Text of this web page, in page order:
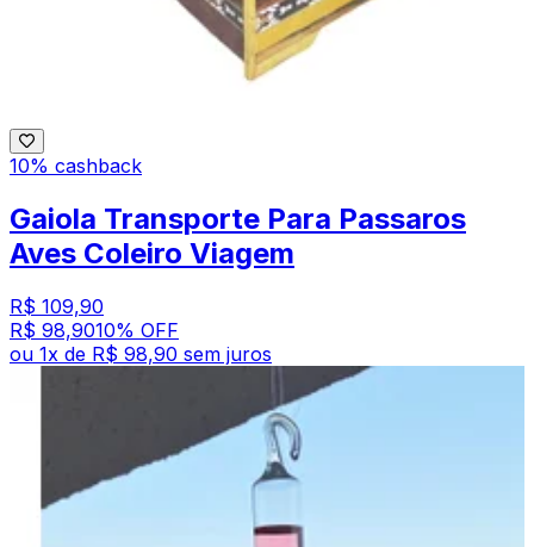
10% cashback
Gaiola Transporte Para Passaros
Aves Coleiro Viagem
R$ 109,90
R$ 98,9010% OFF
ou 1x de R$ 98,90 sem juros